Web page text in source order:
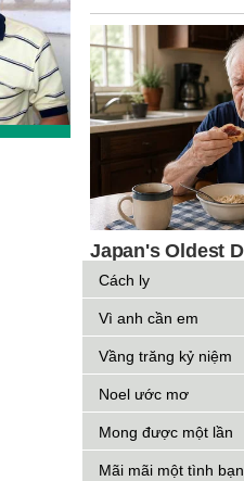
Cách ly
Vì anh cần em
Vầng trăng kỷ niệm
Noel ước mơ
Mong được một lần
Mãi mãi một tình bạn